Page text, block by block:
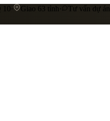
10· Giao 63 tỉnh· Tư vấn dự án